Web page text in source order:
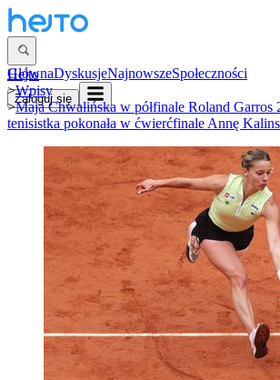
GłównaDyskusjeNajnowszeSpołeczności
Zaloguj się
Hejto
>Wpisy
>Maja Chwalińska w półfinale Roland Garros
tenisistka pokonała w ćwierćfinale Annę